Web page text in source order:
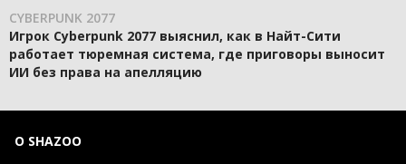
CYBERPUNK 2077
Игрок Cyberpunk 2077 выяснил, как в Найт-Сити
работает тюремная система, где приговоры выносит
ИИ без права на апелляцию
О SHAZOO